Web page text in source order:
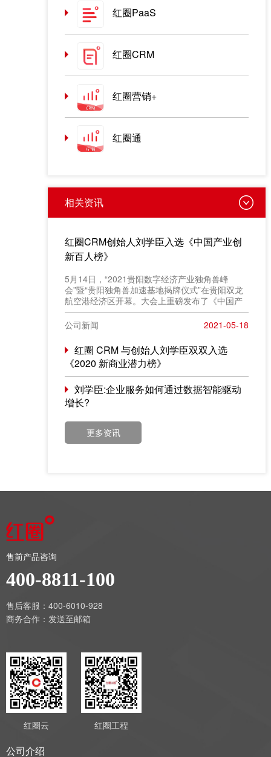
红圈PaaS
红圈CRM
红圈营销+
红圈通
相关资讯
红圈CRM创始人刘学臣入选《中国产业创
新百人榜》
​5月14日，“2021贵阳数字经济产业独角兽峰
会”暨“贵阳独角兽加速基地揭牌仪式”在贵阳双龙
航空港经济区开幕。大会上重磅发布了《中国产
业创新百人榜》评选结果，红圈 CRM 创始人
&CEO 刘学臣成功入选“2021产业创新百人榜”。
公司新闻 2021-05-18
红圈 CRM 与创始人刘学臣双双入选
《2020 新商业潜力榜》
刘学臣:企业服务如何通过数据智能驱动
增长?
更多资讯
售前产品咨询
400-8811-100
售后客服：400-6010-928
商务合作： 发送至邮箱
红圈云 红圈工程
公司介绍